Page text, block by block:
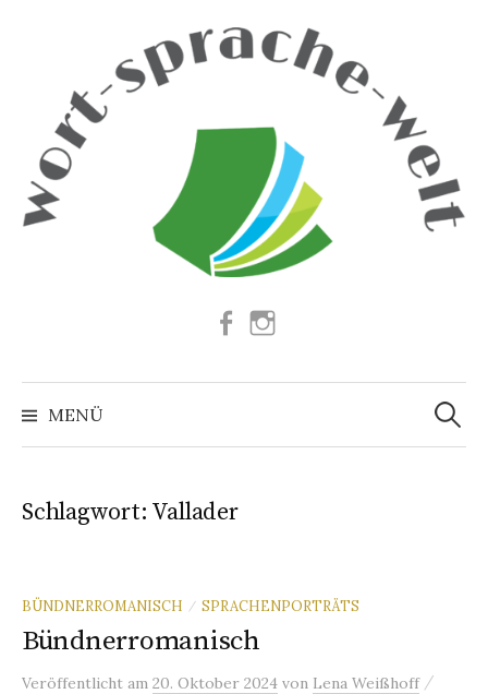
Facebook
MENÜ
Suchen
nach:
Schlagwort: Vallader
BÜNDNERROMANISCH / SPRACHENPORTRÄTS
Bündnerromanisch
Veröffentlicht am 20. Oktober 2024 von Lena Weißhoff /